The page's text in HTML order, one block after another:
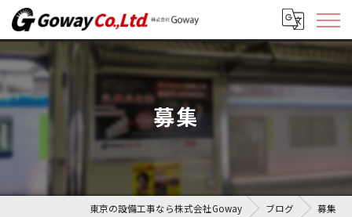
募集
東京の設備工事なら株式会社Goway ブログ 募集